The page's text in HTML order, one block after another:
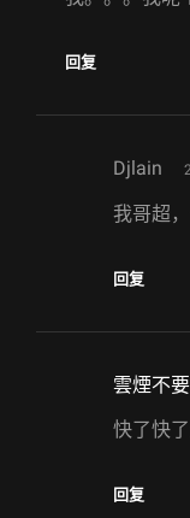
回复
Djlain
我哥超
回复
雲煙不
快了快
回复